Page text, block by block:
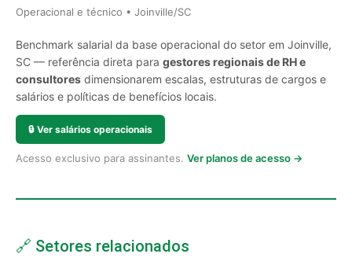
Operacional e técnico • Joinville/SC
Benchmark salarial da base operacional do setor em Joinville,
SC — referência direta para gestores regionais de RH e
consultores dimensionarem escalas, estruturas de cargos e
salários e políticas de benefícios locais.
🔒 Ver salários operacionais
Acesso exclusivo para assinantes. Ver planos de acesso →
🔗 Setores relacionados